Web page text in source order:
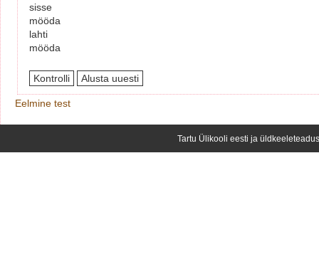
sisse
mööda
lahti
mööda
Eelmine test
Tartu Ülikooli eesti ja